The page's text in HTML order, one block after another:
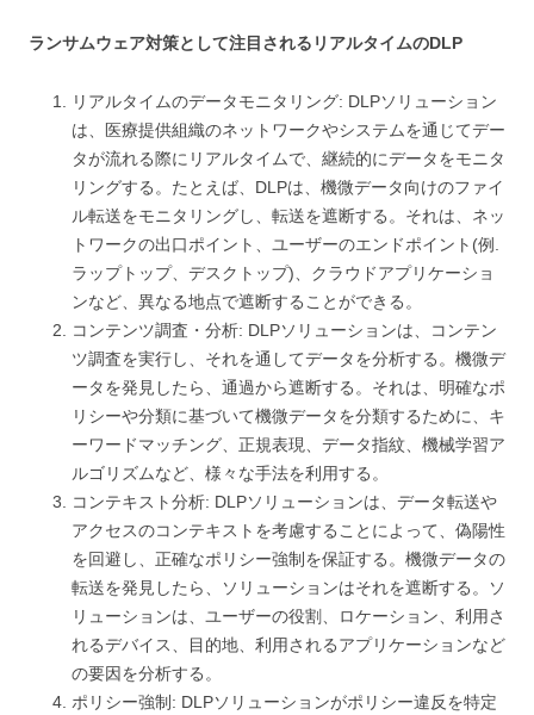
ランサムウェア対策として注目されるリアルタイムのDLP
リアルタイムのデータモニタリング: DLPソリューション
は、医療提供組織のネットワークやシステムを通じてデー
タが流れる際にリアルタイムで、継続的にデータをモニタ
リングする。たとえば、DLPは、機微データ向けのファイ
ル転送をモニタリングし、転送を遮断する。それは、ネッ
トワークの出口ポイント、ユーザーのエンドポイント(例.
ラップトップ、デスクトップ)、クラウドアプリケーショ
ンなど、異なる地点で遮断することができる。
コンテンツ調査・分析: DLPソリューションは、コンテン
ツ調査を実行し、それを通してデータを分析する。機微デ
ータを発見したら、通過から遮断する。それは、明確なポ
リシーや分類に基づいて機微データを分類するために、キ
ーワードマッチング、正規表現、データ指紋、機械学習ア
ルゴリズムなど、様々な手法を利用する。
コンテキスト分析: DLPソリューションは、データ転送や
アクセスのコンテキストを考慮することによって、偽陽性
を回避し、正確なポリシー強制を保証する。機微データの
転送を発見したら、ソリューションはそれを遮断する。ソ
リューションは、ユーザーの役割、ロケーション、利用さ
れるデバイス、目的地、利用されるアプリケーションなど
の要因を分析する。
ポリシー強制: DLPソリューションがポリシー違反を特定